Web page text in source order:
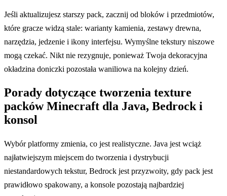
Jeśli aktualizujesz starszy pack, zacznij od bloków i przedmiotów,
które gracze widzą stale: warianty kamienia, zestawy drewna,
narzędzia, jedzenie i ikony interfejsu. Wymyślne tekstury niszowe
mogą czekać. Nikt nie rezygnuje, ponieważ Twoja dekoracyjna
okładzina doniczki pozostała waniliowa na kolejny dzień.
Porady dotyczące tworzenia texture
packów Minecraft dla Java, Bedrock i
konsol
Wybór platformy zmienia, co jest realistyczne. Java jest wciąż
najłatwiejszym miejscem do tworzenia i dystrybucji
niestandardowych tekstur, Bedrock jest przyzwoity, gdy pack jest
prawidłowo spakowany, a konsole pozostają najbardziej